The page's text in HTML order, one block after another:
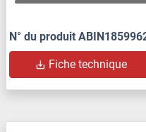
N° du produit
Fiche technique